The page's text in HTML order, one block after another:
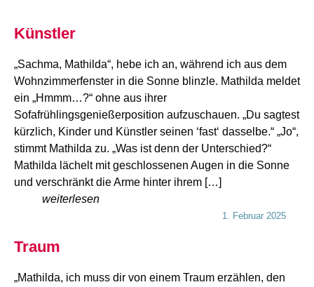
Künstler
„Sachma, Mathilda“, hebe ich an, während ich aus dem
Wohnzimmerfenster in die Sonne blinzle. Mathilda meldet
ein „Hmmm…?“ ohne aus ihrer
Sofafrühlingsgenießerposition aufzuschauen. „Du sagtest
kürzlich, Kinder und Künstler seinen ‘fast‘ dasselbe.“ „Jo“,
stimmt Mathilda zu. „Was ist denn der Unterschied?“
Mathilda lächelt mit geschlossenen Augen in die Sonne
und verschränkt die Arme hinter ihrem […]
weiterlesen
1. Februar 2025
Traum
„Mathilda, ich muss dir von einem Traum erzählen, den